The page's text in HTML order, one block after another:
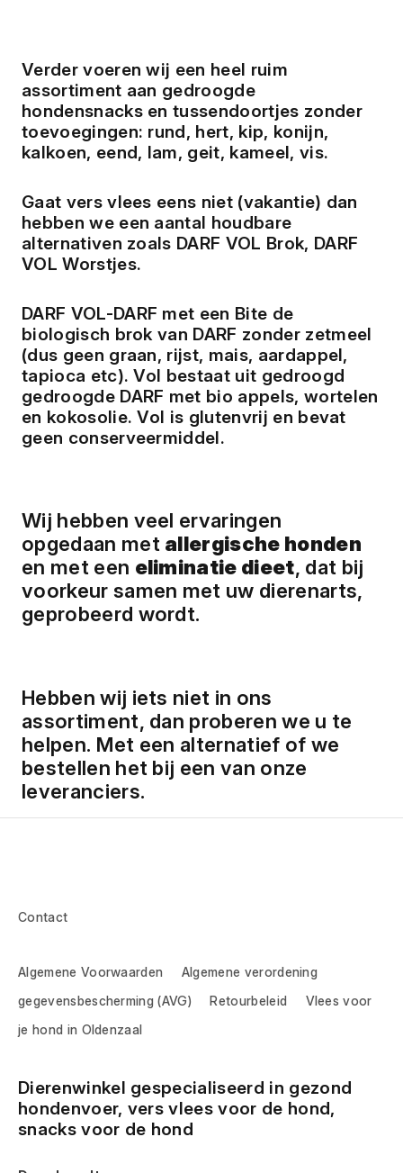
Verder voeren wij een heel ruim
assortiment aan gedroogde
hondensnacks en tussendoortjes zonder
toevoegingen: rund, hert, kip, konijn,
kalkoen, eend, lam, geit, kameel, vis.
Gaat vers vlees eens niet (vakantie) dan
hebben we een aantal houdbare
alternativen zoals DARF VOL Brok, DARF
VOL Worstjes.
DARF VOL-DARF met een Bite de
biologisch brok van DARF zonder zetmeel
(dus geen graan, rijst, mais, aardappel,
tapioca etc). Vol bestaat uit gedroogd
gedroogde DARF met bio appels, wortelen
en kokosolie. Vol is glutenvrij en bevat
geen conserveermiddel.
Wij hebben veel ervaringen
opgedaan met allergische honden
en met een eliminatie dieet, dat bij
voorkeur samen met uw dierenarts,
geprobeerd wordt.
Hebben wij iets niet in ons
assortiment, dan proberen we u te
helpen. Met een alternatief of we
bestellen het bij een van onze
leveranciers.
Contact
Algemene Voorwaarden
Algemene verordening
gegevensbescherming (AVG)
Retourbeleid
Vlees voor
je hond in Oldenzaal
Dierenwinkel gespecialiseerd in gezond
hondenvoer, vers vlees voor de hond,
snacks voor de hond